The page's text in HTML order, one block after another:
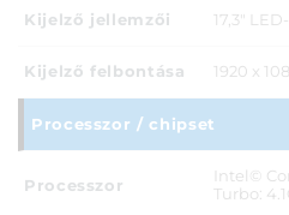
Kijelző jellemzői 17,3"
Kijelző felbontása 1920 x
Processzor / chipset
Processzor
Intel©
Turbo: